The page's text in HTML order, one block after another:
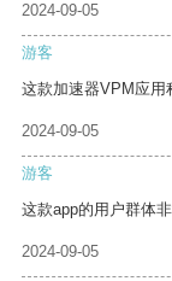
2024-09-05
游客
这款加速器VPM应用
2024-09-05
游客
这款app的用户群体
2024-09-05